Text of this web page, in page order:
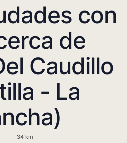
con
de
Caudillo
- La
34 km